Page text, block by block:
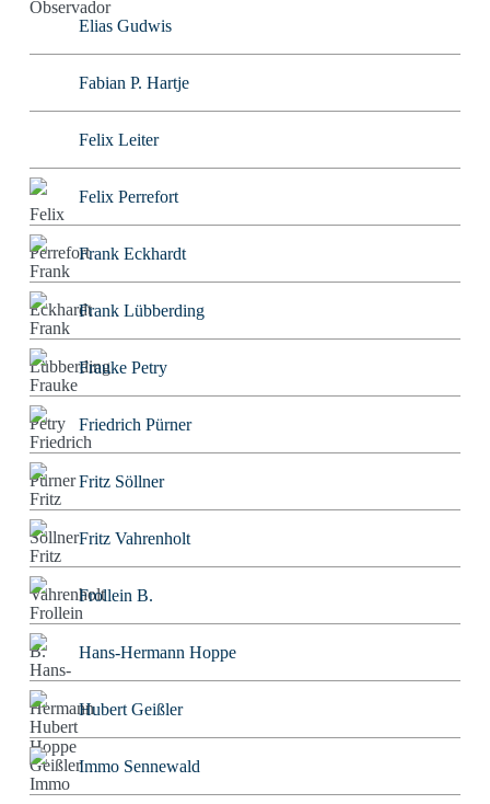
Elias Gudwis
Fabian P. Hartje
Felix Leiter
Felix Perrefort
Frank Eckhardt
Frank Lübberding
Frauke Petry
Friedrich Pürner
Fritz Söllner
Fritz Vahrenholt
Frollein B.
Hans-Hermann Hoppe
Hubert Geißler
Immo Sennewald